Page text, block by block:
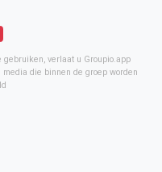
gebruiken, verlaat u Groupio.app
die binnen de groep worden